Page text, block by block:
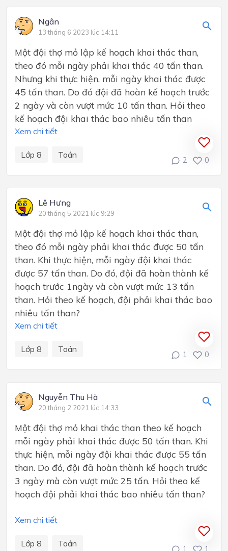
Ngân
13 tháng 6 2023 lúc 14:11
Một đội thợ mỏ lập kế hoạch khai thác than,
theo đó mỗi ngày phải khai thác 40 tấn than.
Nhưng khi thực hiện, mỗi ngày khai thác được
45 tấn than. Do đó đội đã hoàn kế hoạch trước
2 ngày và còn vượt mức 10 tấn than. Hỏi theo
kế hoạch đội khai thác bao nhiêu tấn than
Xem chi tiết
Lớp 8 Toán
2 0
Lê Hưng
20 tháng 5 2021 lúc 9:29
Một đội thợ mỏ lập kế hoạch khai thác than,
theo đó mỗi ngày phải khai thác được 50 tấn
than. Khi thực hiện, mỗi ngày đội khai thác
được 57 tấn than. Do đó, đội đã hoàn thành kế
hoạch trước 1ngày và còn vượt mức 13 tấn
than. Hỏi theo kế hoạch, đội phải khai thác bao
nhiêu tấn than?
Xem chi tiết
Lớp 8 Toán
1 0
Nguyễn Thu Hà
20 tháng 2 2021 lúc 14:33
Một đội thợ mỏ khai thác than theo kế hoạch
mỗi ngày phải khai thác được 50 tấn than. Khi
thực hiện, mỗi ngày đội khai thác được 55 tấn
than. Do đó, đội đã hoàn thành kế hoạch trước
3 ngày mà còn vượt mức 25 tấn. Hỏi theo kế
hoạch đội phải khai thác bao nhiêu tấn than?​
Xem chi tiết
Lớp 8 Toán
1 1